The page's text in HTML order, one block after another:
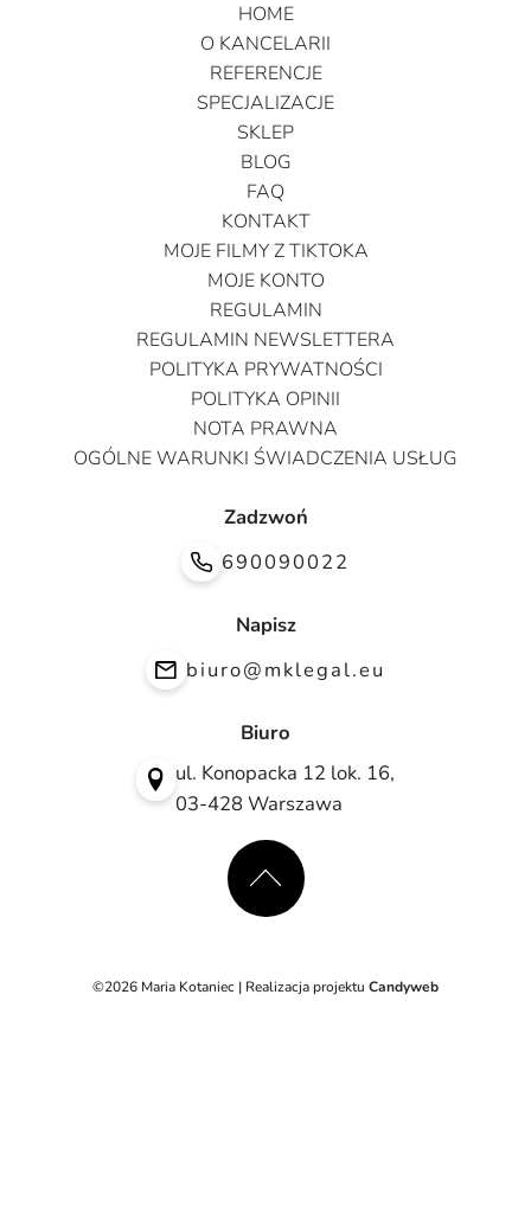
HOME
O KANCELARII
REFERENCJE
SPECJALIZACJE
SKLEP
BLOG
FAQ
KONTAKT
MOJE FILMY Z TIKTOKA
MOJE KONTO
REGULAMIN
REGULAMIN NEWSLETTERA
POLITYKA PRYWATNOŚCI
POLITYKA OPINII
NOTA PRAWNA
OGÓLNE WARUNKI ŚWIADCZENIA USŁUG
Zadzwoń
690090022
Napisz
biuro@mklegal.eu
Biuro
ul. Konopacka 12 lok. 16,
03-428 Warszawa
©2026 Maria Kotaniec | Realizacja projektu Candyweb